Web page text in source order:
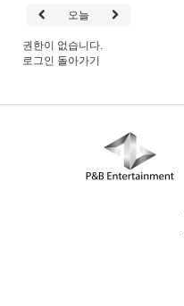
오늘
권한이 없습니다.
로그인 돌아가기